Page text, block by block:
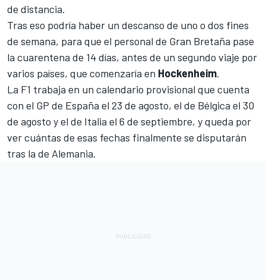
de distancia.
Tras eso podría haber un descanso de uno o dos fines
de semana, para que el personal de Gran Bretaña pase
la cuarentena de 14 días, antes de un segundo viaje por
varios países, que comenzaría en Hockenheim.
La F1 trabaja en un calendario provisional que cuenta
con el GP de España el 23 de agosto, el de Bélgica el 30
de agosto y el de Italia el 6 de septiembre, y queda por
ver cuántas de esas fechas finalmente se disputarán
tras la de Alemania.